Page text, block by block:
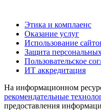
Этика и комплаенс
Оказание услуг
Использование
Защита
Пользовательское
ИТ аккредитация
На информационном
рекомендательные
предоставления